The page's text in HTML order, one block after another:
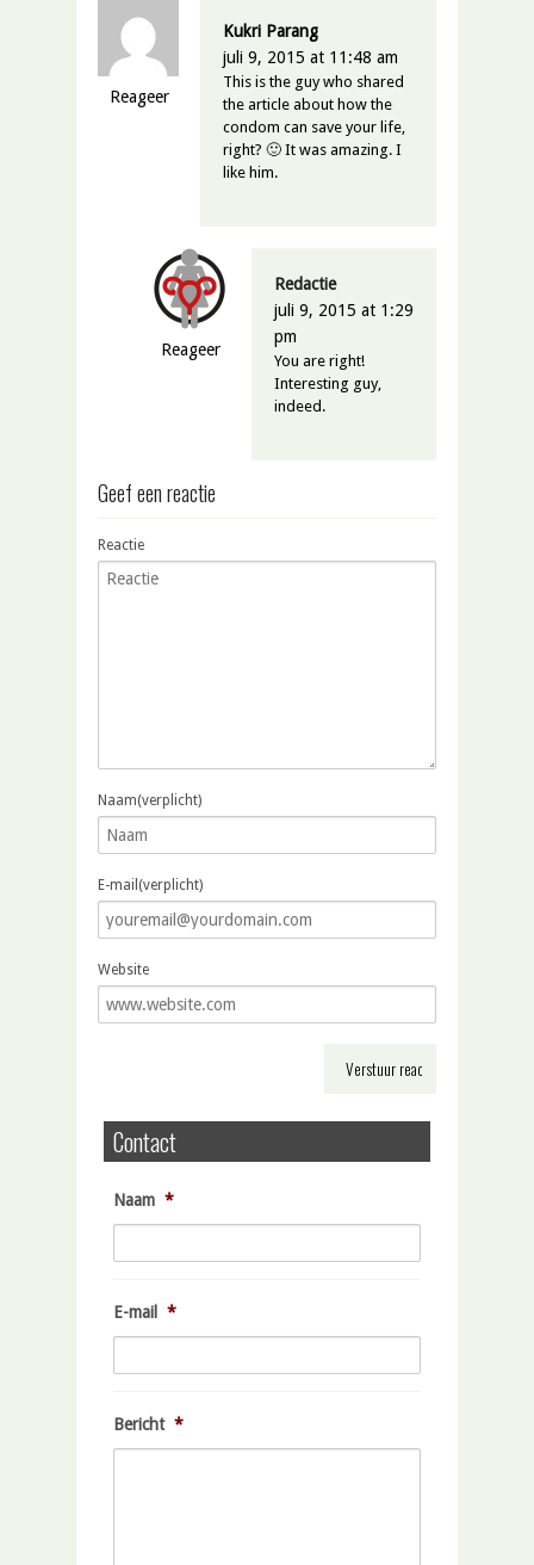
Reageer
Kukri Parang
juli 9, 2015 at 11:48 am
This is the guy who shared
the article about how the
condom can save your life,
right? 🙂 It was amazing. I
like him.
Reageer
Redactie
juli 9, 2015 at 1:29
pm
You are right!
Interesting guy,
indeed.
Geef een reactie
Reactie
Naam(verplicht)
E-mail(verplicht)
Website
Contact
Naam *
E-mail *
Bericht *